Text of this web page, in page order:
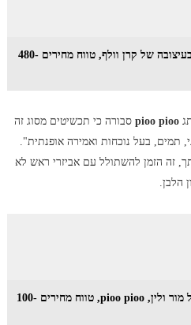
אלגנטיות במיטבה: תכשיטי הראש בעיצובה של קרן וולף, טווח מחירים 480-
pioo piooסבורה כי תכשיטים מסוג זה
תמים, בעל נוכחות ואמירה אופנתית".
זה הזמן להשתולל עם אביזרי ראש לא
הלבן.
תכשיטי ראש חי ובועט, בעיצובה של מור ולין, pioo pioo, טווח מחירים 100-